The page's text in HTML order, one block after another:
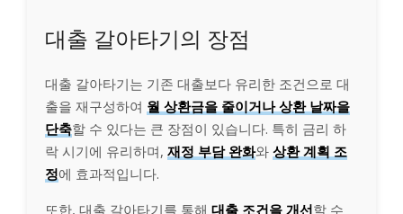
대출 갈아타기의 장점
대출 갈아타기는 기존 대출보다 유리한 조건으로 대
출을 재구성하여 월 상환금을 줄이거나 상환 날짜을
단축할 수 있다는 큰 장점이 있습니다. 특히 금리 하
락 시기에 유리하며, 재정 부담 완화와 상환 계획 조
정에 효과적입니다.
또한, 대출 갈아타기를 통해 대출 조건을 개선할 수